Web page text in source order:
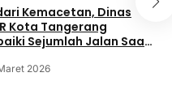
Kemacetan, Dinas
Kota Tangerang
Sejumlah Jalan Saat
2026